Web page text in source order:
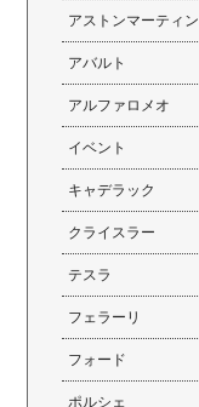
アストンマーティン
アバルト
アルファロメオ
イベント
キャデラック
クライスラー
テスラ
フェラーリ
フォード
ポルシェ